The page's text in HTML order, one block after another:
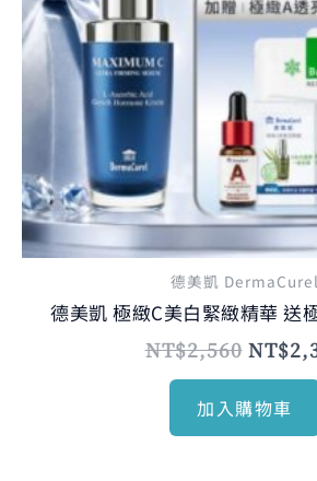
德美凱 DermaCurel
德美凱 極緻C美白緊緻精華 送
NT$2,560 NT$
加入購物車